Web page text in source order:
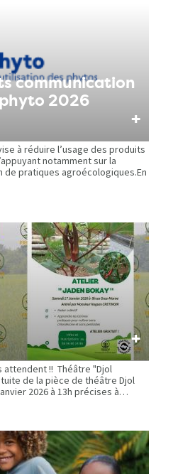
communication
2026
+
à réduire l’usage des produits
notamment sur la
de pratiques agroécologiques.En
+
attendent !! Théâtre "Djol
de la pièce de théâtre Djol
2026 à 13h précises à…